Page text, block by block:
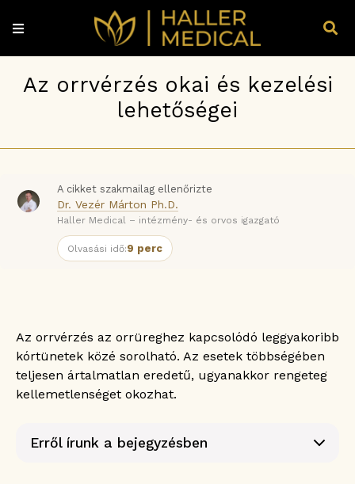
Az orrvérzés okai és kezelési
lehetőségei
A cikket szakmailag ellenőrizte
Dr. Vezér Márton Ph.D.
Haller Medical – intézmény- és orvos igazgató
Olvasási idő:9 perc
Az orrvérzés az orrüreghez kapcsolódó leggyakoribb
kórtünetek közé sorolható. Az esetek többségében
teljesen ártalmatlan eredetű, ugyanakkor rengeteg
kellemetlenséget okozhat.
Erről írunk a bejegyzésben